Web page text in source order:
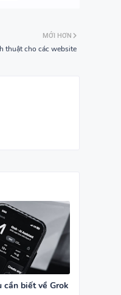
MỚI HƠN
thuật cho các website
cần biết về Grok